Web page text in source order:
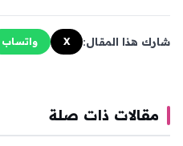
شارك هذا المقال: X واتساب
مقالات ذات صلة